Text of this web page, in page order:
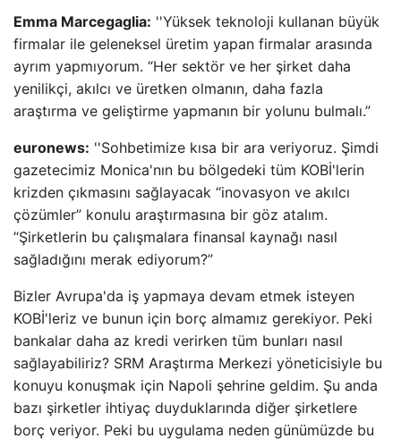
Emma Marcegaglia: ''Yüksek teknoloji kullanan büyük
firmalar ile geleneksel üretim yapan firmalar arasında
ayrım yapmıyorum. “Her sektör ve her şirket daha
yenilikçi, akılcı ve üretken olmanın, daha fazla
araştırma ve geliştirme yapmanın bir yolunu bulmalı.”
euronews: ''Sohbetimize kısa bir ara veriyoruz. Şimdi
gazetecimiz Monica'nın bu bölgedeki tüm KOBİ'lerin
krizden çıkmasını sağlayacak “inovasyon ve akılcı
çözümler” konulu araştırmasına bir göz atalım.
“Şirketlerin bu çalışmalara finansal kaynağı nasıl
sağladığını merak ediyorum?”
Bizler Avrupa'da iş yapmaya devam etmek isteyen
KOBİ'leriz ve bunun için borç almamız gerekiyor. Peki
bankalar daha az kredi verirken tüm bunları nasıl
sağlayabiliriz? SRM Araştırma Merkezi yöneticisiyle bu
konuyu konuşmak için Napoli şehrine geldim. Şu anda
bazı şirketler ihtiyaç duyduklarında diğer şirketlere
borç veriyor. Peki bu uygulama neden günümüzde bu